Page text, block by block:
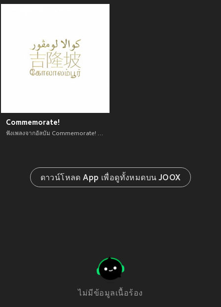
Commemorate!
ฟังเพลงจากอัลบัม Commemorate! เพลงใหม่จาก อัพเดทเพลงใหม่ล่าสุดก่อนใคร ตลอดปี 2021
ดาวน์โหลด App เพื่อดูทั้งหมดบน JOOX
ไม่มีข้อมูลเนื้อร้อง